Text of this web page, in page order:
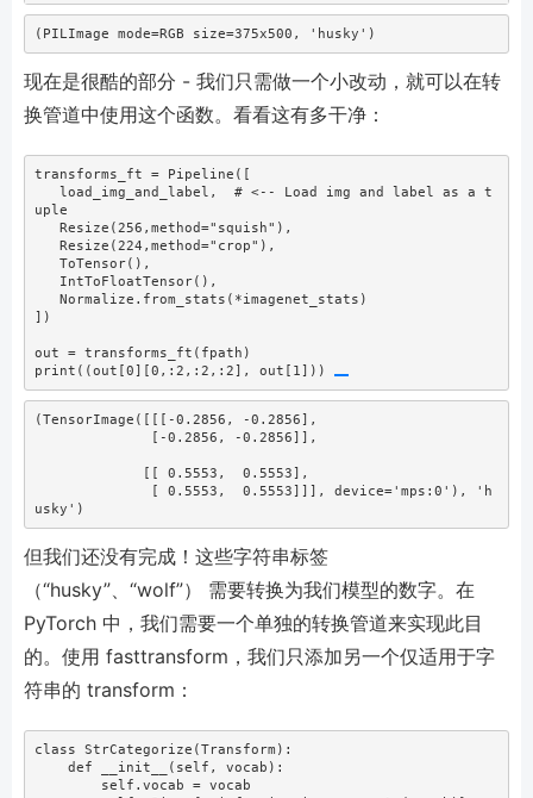
(PILImage mode=RGB size=375x500, 'husky')
现在是很酷的部分 - 我们只需做一个小改动，就可以在转
换管道中使用这个函数。看看这有多干净：
transforms_ft = Pipeline([
   load_img_and_label,
# <-- Load img and label as a t
uple
   Resize(
256 ,method="squish" ),
   Resize(
224 ,method="crop" ),
   ToTensor(),
   IntToFloatTensor(),
   Normalize.from_stats(
*imagenet_stats)
])
out = transforms_ft(fpath)
print ((out[0][0 ,: 2 ,: 2 ,: 2], out[ 1]))
(TensorImage([[[-0.2856, -0.2856],
usky')
但我们还没有完成！这些字符串标签
（“husky”、“wolf”） 需要转换为我们模型的数字。在
PyTorch 中，我们需要一个单独的转换管道来实现此目
的。使用 fasttransform，我们只添加另一个仅适用于字
符串的 transform：
class StrCategorize(Transform):
def
__init__ ( self , vocab):
self .vocab = vocab